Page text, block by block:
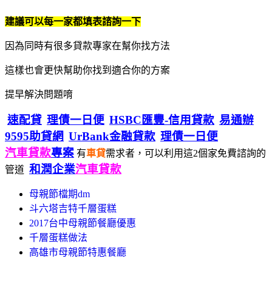
建議可以每一家都填表諮詢一下
因為同時有很多貸款專家在幫你找方法
這樣也會更快幫助你找到適合你的方案
提早解決問題唷
速配貸 理債一日便 HSBC匯豐-信用貸款 易通辦
9595助貸網 UrBank金融貸款 理債一日便
汽車貸款專案 有車貸需求者，可以利用這2個家免費諮詢的
管道 和潤企業汽車貸款
母親節檔期dm
斗六塔吉特千層蛋糕
2017台中母親節餐廳優惠
千層蛋糕做法
高雄市母親節特惠餐廳